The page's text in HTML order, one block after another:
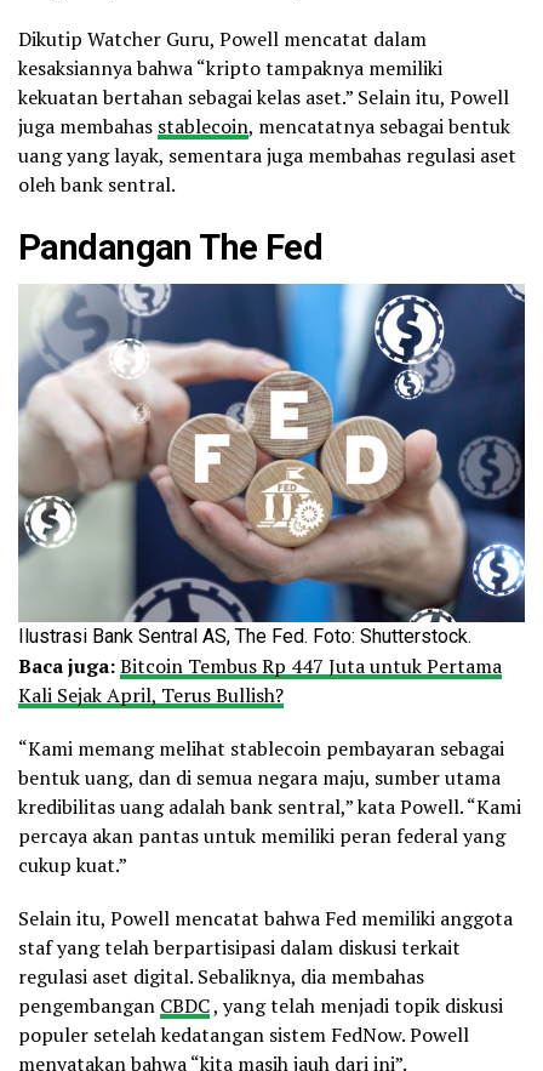
Dikutip Watcher Guru, Powell mencatat dalam
kesaksiannya bahwa “kripto tampaknya memiliki
kekuatan bertahan sebagai kelas aset.” Selain itu, Powell
juga membahas stablecoin, mencatatnya sebagai bentuk
uang yang layak, sementara juga membahas regulasi aset
oleh bank sentral.
Pandangan The Fed
Ilustrasi Bank Sentral AS, The Fed. Foto: Shutterstock.
Baca juga:Bitcoin Tembus Rp 447 Juta untuk Pertama
Kali Sejak April, Terus Bullish?
“Kami memang melihat stablecoin pembayaran sebagai
bentuk uang, dan di semua negara maju, sumber utama
kredibilitas uang adalah bank sentral,” kata Powell. “Kami
percaya akan pantas untuk memiliki peran federal yang
cukup kuat.”
Selain itu, Powell mencatat bahwa Fed memiliki anggota
staf yang telah berpartisipasi dalam diskusi terkait
regulasi aset digital. Sebaliknya, dia membahas
pengembangan CBDC, yang telah menjadi topik diskusi
populer setelah kedatangan sistem FedNow. Powell
menyatakan bahwa “kita masih jauh dari ini”.